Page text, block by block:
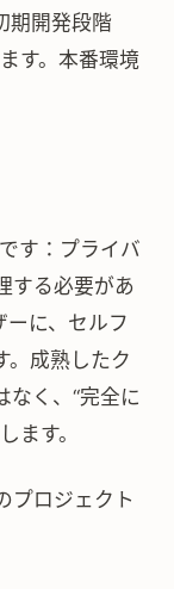
期開発段階
す。本番環境
す：プライバ
する必要があ
ーに、セルフ
。成熟したク
なく、“完全に
ます。
プロジェクト